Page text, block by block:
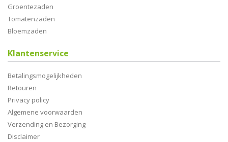
Groentezaden
Tomatenzaden
Bloemzaden
Klantenservice
Betalingsmogelijkheden
Retouren
Privacy policy
Algemene voorwaarden
Verzending en Bezorging
Disclaimer